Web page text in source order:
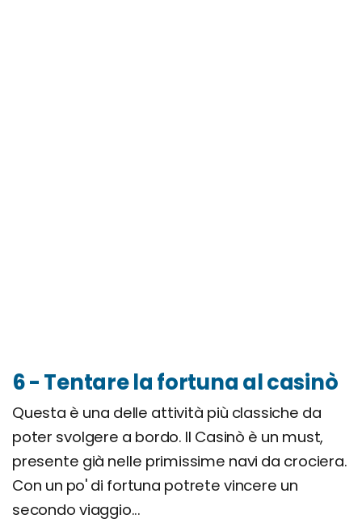
6 - Tentare la fortuna al casinò
Questa è una delle attività più classiche da
poter svolgere a bordo. Il Casinò è un must,
presente già nelle primissime navi da crociera.
Con un po' di fortuna potrete vincere un
secondo viaggio...